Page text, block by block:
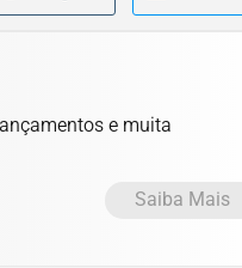
e muita
Saiba Mais